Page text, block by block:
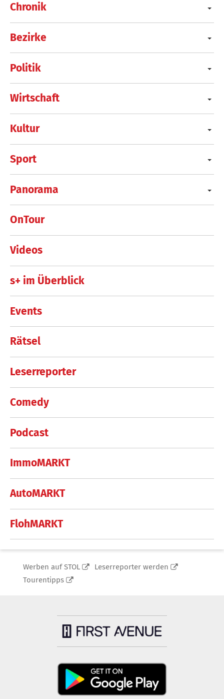
Chronik
Bezirke
Politik
Wirtschaft
Kultur
Sport
Panorama
OnTour
Videos
s+ im Überblick
Events
Rätsel
Leserreporter
Comedy
Podcast
ImmoMARKT
AutoMARKT
FlohMARKT
Werben auf STOL
Leserreporter werden
Tourentipps